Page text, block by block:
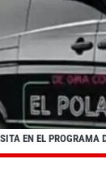
EN EL PROGRAMA